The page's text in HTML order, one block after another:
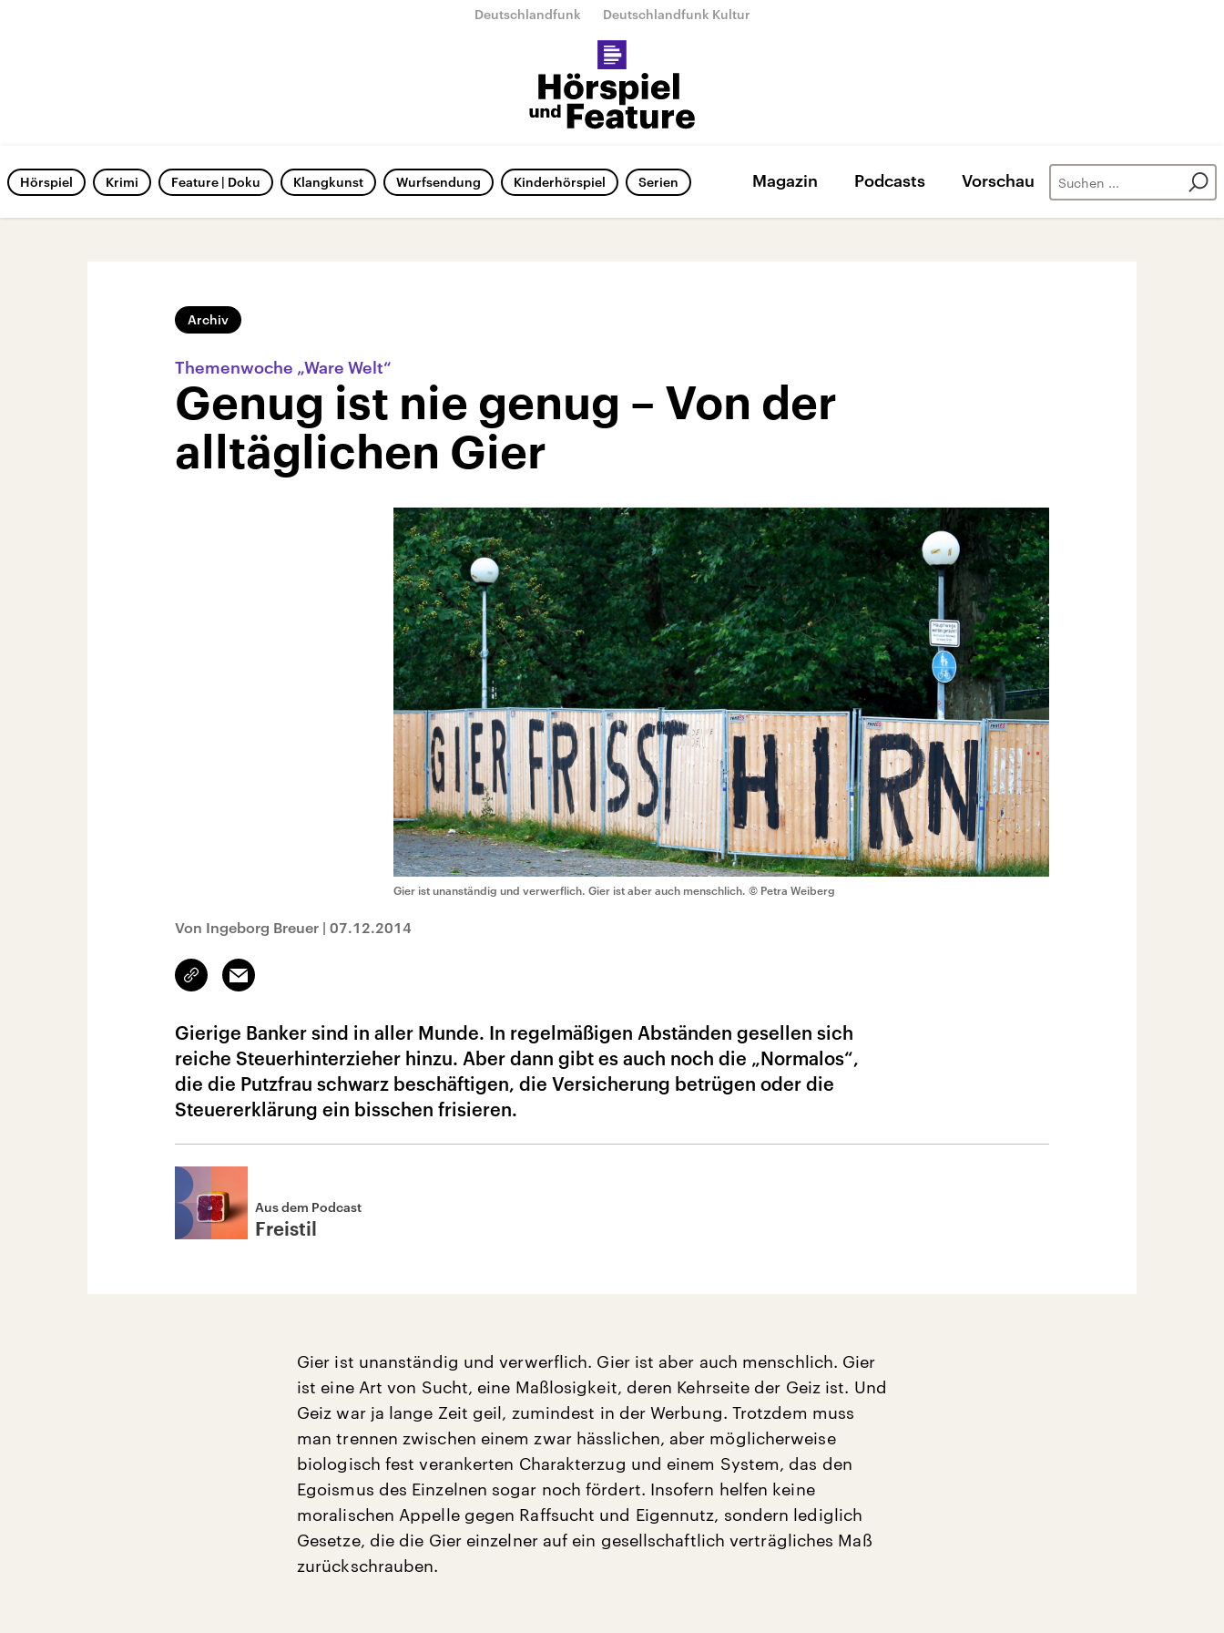
Deutschlandfunk Deutschlandfunk Kultur
Hörspiel Krimi Feature | Doku Klangkunst Wurfsendung Kinderhörspiel Serien Magazin Podcasts Vorschau
Archiv
Themenwoche „Ware Welt“
Genug ist nie genug – Von der
alltäglichen Gier
Gier ist unanständig und verwerflich. Gier ist aber auch menschlich. © Petra Weiberg
Von Ingeborg Breuer | 07.12.2014
Link
kopieren/teilen
Email
Gierige Banker sind in aller Munde. In regelmäßigen Abständen gesellen sich
reiche Steuerhinterzieher hinzu. Aber dann gibt es auch noch die „Normalos“,
die die Putzfrau schwarz beschäftigen, die Versicherung betrügen oder die
Steuererklärung ein bisschen frisieren.
Aus dem Podcast
Freistil
Gier ist unanständig und verwerflich. Gier ist aber auch menschlich. Gier
ist eine Art von Sucht, eine Maßlosigkeit, deren Kehrseite der Geiz ist. Und
Geiz war ja lange Zeit geil, zumindest in der Werbung. Trotzdem muss
man trennen zwischen einem zwar hässlichen, aber möglicherweise
biologisch fest verankerten Charakterzug und einem System, das den
Egoismus des Einzelnen sogar noch fördert. Insofern helfen keine
moralischen Appelle gegen Raffsucht und Eigennutz, sondern lediglich
Gesetze, die die Gier einzelner auf ein gesellschaftlich verträgliches Maß
zurückschrauben.